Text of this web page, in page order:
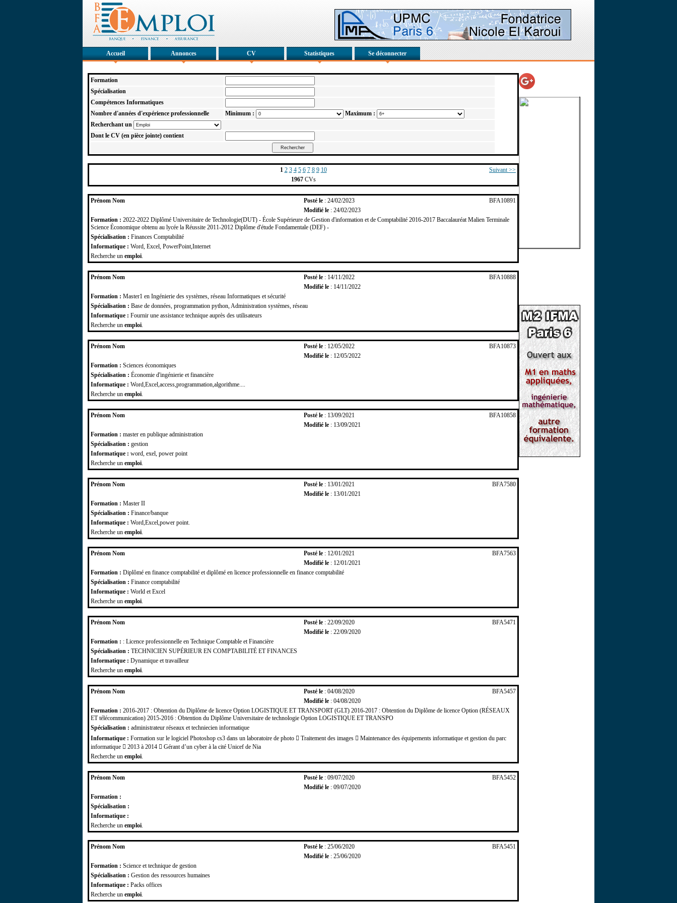
Formation
Spécialisation
Compétences Informatiques
Nombre d'années d'expérience professionnelle
Minimum :
Maximum :
Recherchant un
Dont le CV (en pièce jointe) contient
1 2 3 4 5 6 7 8 9 10
Suivant >>
1967CVs
Prénom Nom Posté le : 24/02/2023
BFA10891
Modifié le : 24/02/2023
Formation : 2022-2022 Diplômé Universitaire de Technologie(DUT) - École Supérieure de Gestion d'information et de Comptabilité 2016-2017 Baccalauréat Malien Terminale
Science Économique obtenu au lycée la Réussite 2011-2012 Diplôme d'étude Fondamentale (DEF) -
Spécialisation : Finances Comptabilité
Informatique : Word, Excel, PowerPoint,Internet
Recherche un emploi.
Prénom Nom Posté le : 14/11/2022
BFA10888
Modifié le : 14/11/2022
Formation : Master1 en Ingénierie des systèmes, réseau Informatiques et sécurité
Spécialisation : Base de données, programmation python, Administration systèmes, réseau
Informatique : Fournir une assistance technique auprès des utilisateurs
Recherche un emploi.
Prénom Nom Posté le : 12/05/2022
BFA10873
Modifié le : 12/05/2022
Formation : Sciences économiques
Spécialisation : Économie d'ingénierie et financière
Informatique : Word,Excel,access,programmation,algorithme....
Recherche un emploi.
Prénom Nom Posté le : 13/09/2021
BFA10858
Modifié le : 13/09/2021
Formation : master en publique administration
Spécialisation : gestion
Informatique : word, exel, power point
Recherche un emploi.
Prénom Nom Posté le : 13/01/2021
BFA7580
Modifié le : 13/01/2021
Formation : Master II
Spécialisation : Finance/banque
Informatique : Word,Excel,power point.
Recherche un emploi.
Prénom Nom Posté le : 12/01/2021
BFA7563
Modifié le : 12/01/2021
Formation : Diplômé en finance comptabilité et diplômé en licence professionnelle en finance comptabilité
Spécialisation : Finance comptabilité
Informatique : World et Excel
Recherche un emploi.
Prénom Nom Posté le : 22/09/2020
BFA5471
Modifié le : 22/09/2020
Formation : : Licence professionnelle en Technique Comptable et Financière
Spécialisation : TECHNICIEN SUPÉRIEUR EN COMPTABILITÉ ET FINANCES
Informatique : Dynamique et travailleur
Recherche un emploi.
Prénom Nom Posté le : 04/08/2020
BFA5457
Modifié le : 04/08/2020
Formation : 2016-2017 : Obtention du Diplôme de licence Option LOGISTIQUE ET TRANSPORT (GLT) 2016-2017 : Obtention du Diplôme de licence Option (RÉSEAUX
ET télécommunication) 2015-2016 : Obtention du Diplôme Universitaire de technologie Option LOGISTIQUE ET TRANSPO
Spécialisation : administrateur réseaux et techniecien informatique
Informatique : Formation sur le logiciel Photoshop cs3 dans un laboratoire de photo  Traitement des images  Maintenance des équipements informatique et gestion du parc
informatique  2013 à 2014  Gérant d’un cyber à la cité Unicef de Nia
Recherche un emploi.
Prénom Nom Posté le : 09/07/2020
BFA5452
Modifié le : 09/07/2020
Formation :
Spécialisation :
Informatique :
Recherche un emploi.
Prénom Nom Posté le : 25/06/2020
BFA5451
Modifié le : 25/06/2020
Formation : Science et technique de gestion
Spécialisation : Gestion des ressources humaines
Informatique : Packs offices
Recherche un emploi.
Accueil Annonces CV Statistiques Se déconnecter